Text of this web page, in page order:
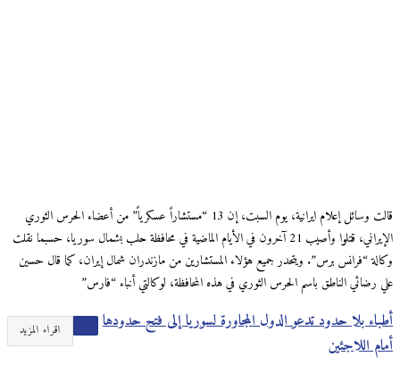
قالت وسائل إعلام ايرانية، يوم السبت، إن 13 “مستشاراً عسكرياً” من أعضاء الحرس الثوري
الإيراني، قتلوا وأصيب 21 آخرون في الأيام الماضية في محافظة حلب بشمال سوريا، حسبما نقلت
وكالة “فرانس برس”. ويتحدر جميع هؤلاء المستشارين من مازندران شمال إيران، كما قال حسين
علي رضائي الناطق باسم الحرس الثوري في هذه المحافظة، لوكالتي أنباء “فارس”
اقراء المزيد
أطباء بلا حدود تدعو الدول المجاورة لسوريا إلى فتح حدودها
أمام اللاجئين